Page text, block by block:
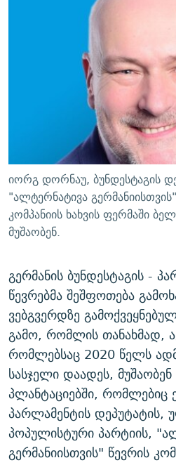
ᲛᲝᲚᲐᲞᲐᲠᲐᲙᲔ ᲢᲔᲥᲡᲢᲔᲑᲘ
ᲚᲘᲢᲔᲠᲐᲢᲣᲠᲣᲚᲘ ᲬᲐᲮᲜᲐᲒᲔᲑᲘ
ᲐᲛᲔᲠᲘᲙᲣᲚᲘ ᲛᲝᲗᲮᲠᲝᲑᲐ
ᲘᲛᲞᲔᲠᲘᲐ ᲓᲐ ᲠᲐᲓᲘᲝ
ᲩᲔᲛᲘ ᲡᲘᲙᲕᲓᲘᲚᲘᲡ ᲛᲘᲖᲔᲖᲘᲐ COVID-
11 ᲬᲔᲚᲘ - 11 ᲐᲛᲑᲐᲕᲘ
ᲡᲐᲞᲐᲠᲚᲐᲛᲔᲜᲢᲝ ᲐᲠᲩᲔᲕᲜᲔᲑᲘᲡ
ᲑᲐᲕᲨᲕᲔᲑᲘ ᲞᲠᲝᲡᲢᲘᲢᲣᲪᲘᲐᲨᲘ -
5 ᲐᲛᲑᲐᲕᲘ - 20 ᲘᲕᲜᲘᲡᲡ
ᲐᲒᲕᲘᲡᲢᲝᲡ ᲝᲛᲘ
ПРИВЕТ ᲙᲣᲚᲢᲣᲠᲐ
რთე/რთ-ის ყველა საიტი
იორგ დორნაუ, ბუნდესტაგის
"ალტერნატივა
კომპანიის ხახვის ფერმაში
მუშაობენ.
გერმანის ბუნდესტაგის -
წევრებმა შეშფოთება
ვებგვერდზე
გამო, რომლის თანახმად,
რომლებსაც 2020 წელს
სასჯელი დაადეს, მუშაობენ
პლანტაციებში, რომლებიც
პარლამენტის დეპუტატის,
პოპულისტური პარტიის,
გერმანიისთვის" წევრის